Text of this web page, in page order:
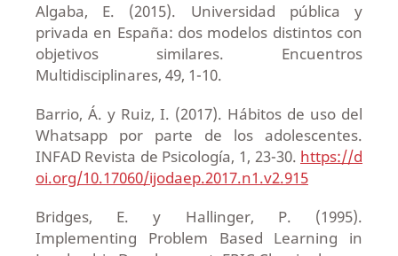
Algaba, E. (2015). Universidad pública y
privada en España: dos modelos distintos con
objetivos similares. Encuentros
Multidisciplinares, 49, 1-10.
Barrio, Á. y Ruiz, I. (2017). Hábitos de uso del
Whatsapp por parte de los adolescentes.
INFAD Revista de Psicología, 1, 23-30. https://d
oi.org/10.17060/ijodaep.2017.n1.v2.915
Bridges, E. y Hallinger, P. (1995).
Implementing Problem Based Learning in